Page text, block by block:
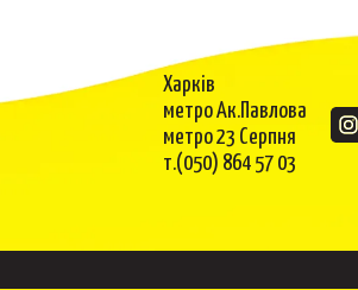
Харків
метро Ак.Павлова
метро 23 Серпня
т.(050) 864 57 03